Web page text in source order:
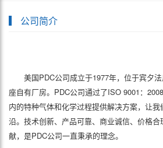
公司简介
美国PDC公司成立于1977年，位于宾夕
座自有厂房。PDC公司通过了ISO 9001：
内的特种气体和化学过程提供解决方案，让
沿。技术创新、产品可靠、商业诚信、价格
献，是PDC公司一直秉承的理念。